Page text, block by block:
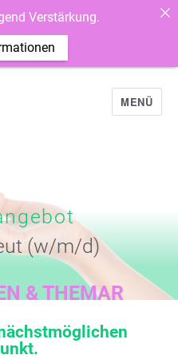
MENÜ
(w/m/d)
& THEMAR
Verstärkung.